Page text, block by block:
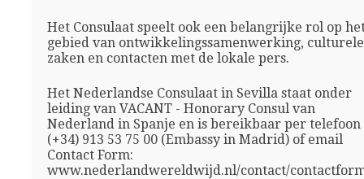
Het Consulaat speelt ook een belangrijke rol op
gebied van ontwikkelingssamenwerking, culturele
zaken en contacten met de lokale pers.
Het Nederlandse Consulaat in Sevilla staat onder
leiding van VACANT - Honorary Consul van
Nederland in Spanje en is bereikbaar per telefoon
(+34) 913 53 75 00 (Embassy in Madrid) of email
Contact Form:
www.nederlandwereldwijd.nl/contact/